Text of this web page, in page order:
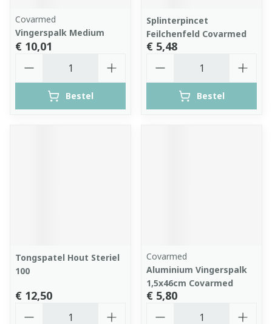
Covarmed
Vingerspalk Medium
€ 10,01
Bestel
Splinterpincet
Feilchenfeld Covarmed
€ 5,48
Bestel
Tongspatel Hout Steriel
100
€ 12,50
Covarmed
Aluminium Vingerspalk
1,5x46cm Covarmed
€ 5,80